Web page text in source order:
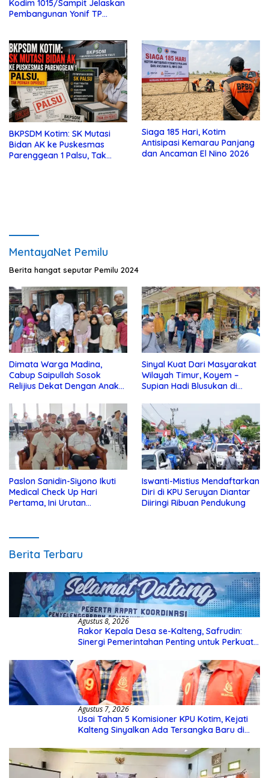
Kodim 1015/Sampit Jelaskan
Pembangunan Yonif TP
BKPSDM Kotim: SK Mutasi
Bidan AK ke Puskesmas
Parenggean 1 Palsu, Tak
Siaga 185 Hari, Kotim
Antisipasi Kemarau Panjang
dan Ancaman El Nino 2026
MentayaNet Pemilu
Berita hangat seputar Pemilu 2024
Dimata Warga Madina,
Cabup Saipullah Sosok
Relijius Dekat Dengan Anak
Sinyal Kuat Dari Masyarakat
Wilayah Timur, Koyem –
Supian Hadi Blusukan di
Paslon Sanidin-Siyono Ikuti
Medical Check Up Hari
Pertama, Ini Urutan
Iswanti-Mistius Mendaftarkan
Diri di KPU Seruyan Diantar
Diiringi Ribuan Pendukung
Berita Terbaru
Agustus 8, 2026
Rakor Kepala Desa se-Kalteng, Safrudin:
Sinergi Pemerintahan Penting untuk Perkuat
Agustus 7, 2026
Usai Tahan 5 Komisioner KPU Kotim, Kejati
Kalteng Sinyalkan Ada Tersangka Baru di